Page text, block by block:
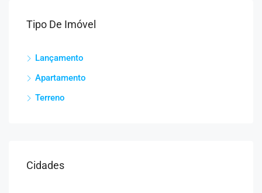
Tipo De Imóvel
Lançamento
Apartamento
Terreno
Cidades